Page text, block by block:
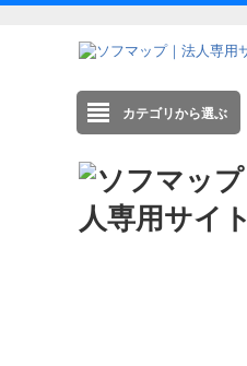
カテゴリから選ぶ